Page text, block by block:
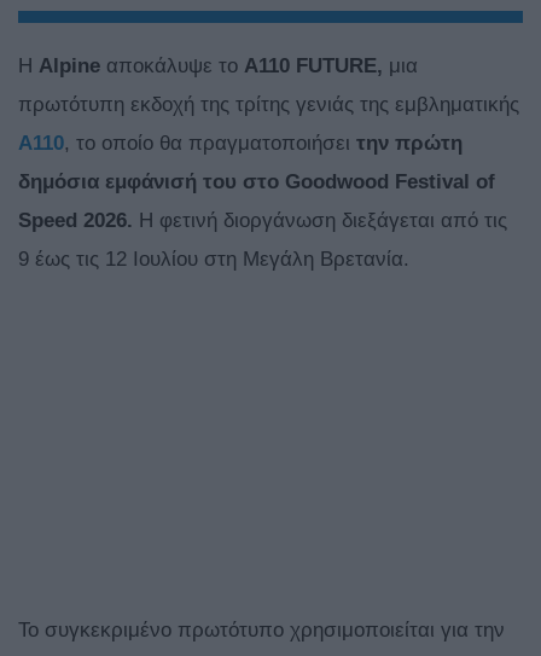
Η Alpine αποκάλυψε το A110 FUTURE, μια
πρωτότυπη εκδοχή της τρίτης γενιάς της εμβληματικής
A110, το οποίο θα πραγματοποιήσει την πρώτη
δημόσια εμφάνισή του στο Goodwood Festival of
Speed 2026. Η φετινή διοργάνωση διεξάγεται από τις
9 έως τις 12 Ιουλίου στη Μεγάλη Βρετανία.
Το συγκεκριμένο πρωτότυπο χρησιμοποιείται για την